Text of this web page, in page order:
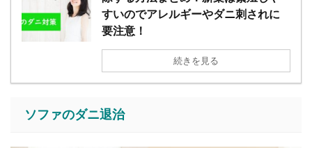
すいのでアレルギーやダニ刺されに
要注意！
続きを見る
ソファのダニ退治